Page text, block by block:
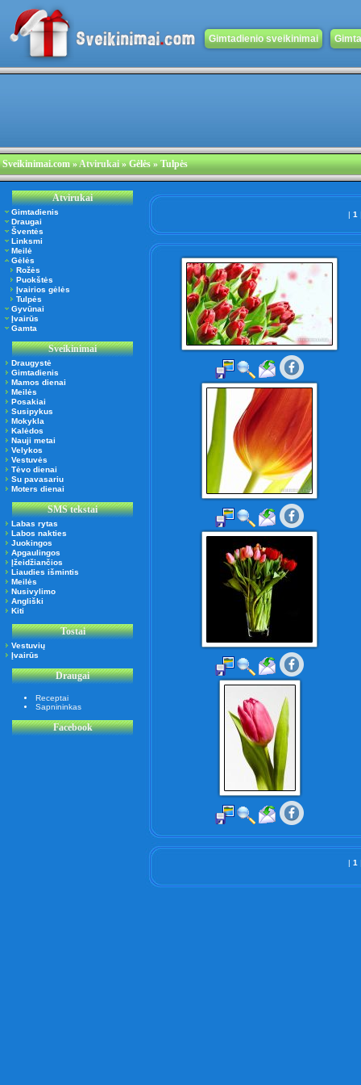
Gimtadienio sveikinimai
Sveikinimai.com»Atvirukai» Gėlės » Tulpės
Atvirukai
Gimtadienis
Draugai
Šventės
Linksmi
Meilė
Gėlės
Rožės
Puokštės
Įvairios gėlės
Tulpės
Gyvūnai
Įvairūs
Gamta
Sveikinimai
Draugystė
Gimtadienis
Mamos dienai
Meilės
Posakiai
Susipykus
Mokykla
Kalėdos
Nauji metai
Velykos
Vestuvės
Tėvo dienai
Su pavasariu
Moters dienai
SMS tekstai
Labas rytas
Labos nakties
Juokingos
Apgaulingos
Įžeidžiančios
Liaudies išmintis
Meilės
Nusivylimo
Angliški
Kiti
Tostai
Vestuvių
Įvairūs
Draugai
Receptai
Sapnininkas
Facebook
| 1
| 1